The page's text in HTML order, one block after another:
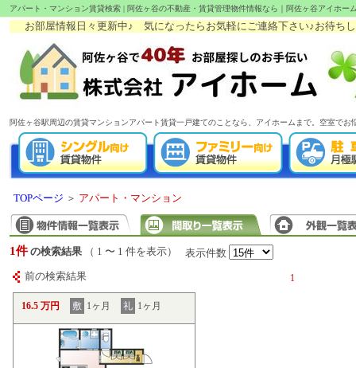
アパート・マンション賃貸検索 | 阿佐ヶ谷の不動産・賃貸管理物件情報なら｜阿佐ヶ谷アイホー
お部屋情報日々更新中♪ 気になったらお気軽にご連絡下さい♪お待ちして
阿佐ヶ谷駅周辺の賃貸マンションアパート賃貸一戸建てのことなら、アイホームまで。空室で
TOPページ ＞ アパート・マンション
1件 の検索結果 （ 1 〜 1 件を表示） 表示件数
前の検索結果 1
16.5 万円 敷 1ヶ月 礼 1ヶ月